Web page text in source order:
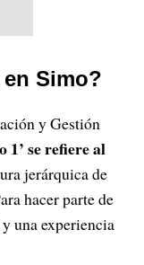
Simo?
y Gestión
1’ se refiere al
jerárquica de
hacer parte de
una experiencia